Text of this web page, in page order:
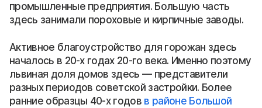
промышленные предприятия. Большую часть
здесь занимали пороховые и кирпичные заводы.
Активное благоустройство для горожан здесь
началось в 20-х годах 20-го века. Именно поэтому
львиная доля домов здесь — представители
разных периодов советской застройки. Более
ранние образцы 40-х годов в районе Большой